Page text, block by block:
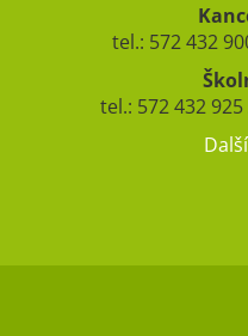
tel.: 572 432
tel.: 572 432